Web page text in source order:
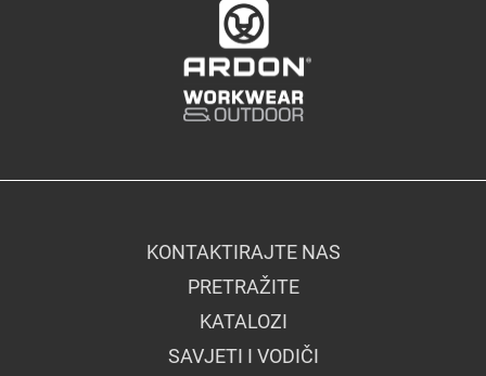
KONTAKTIRAJTE NAS
PRETRAŽITE
KATALOZI
SAVJETI I VODIČI